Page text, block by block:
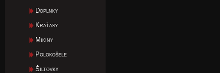
Doplnky
Kraťasy
Mikiny
Polokošele
Šiltovky